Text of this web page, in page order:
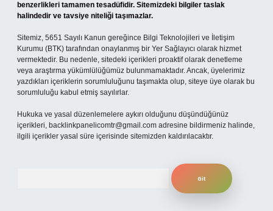
benzerlikleri tamamen tesadüfidir. Sitemizdeki bilgiler taslak
halindedir ve tavsiye niteliği taşımazlar.
Sitemiz, 5651 Sayılı Kanun gereğince Bilgi Teknolojileri ve İletişim
Kurumu (BTK) tarafından onaylanmış bir Yer Sağlayıcı olarak hizmet
vermektedir. Bu nedenle, sitedeki içerikleri proaktif olarak denetleme
veya araştırma yükümlülüğümüz bulunmamaktadır. Ancak, üyelerimiz
yazdıkları içeriklerin sorumluluğunu taşımakta olup, siteye üye olarak bu
sorumluluğu kabul etmiş sayılırlar.
Hukuka ve yasal düzenlemelere aykırı olduğunu düşündüğünüz
içerikleri, backlinkpanelicomtr@gmail.com adresine bildirmeniz halinde,
ilgili içerikler yasal süre içerisinde sitemizden kaldırılacaktır.